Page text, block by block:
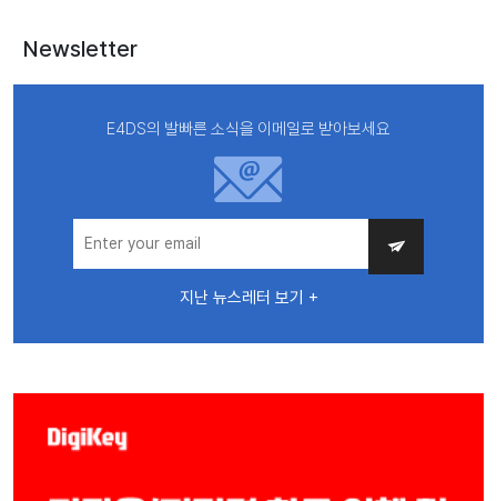
Newsletter
E4DS의 발빠른 소식을 이메일로 받아보세요
지난 뉴스레터 보기 +